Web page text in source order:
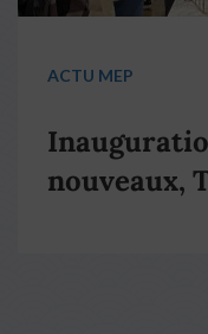
ACTU MEP
nouveaux,